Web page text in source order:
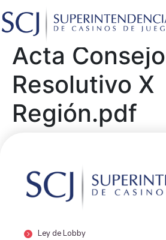
Acta Consejo
Resolutivo X
Región.pdf
Ley de Lobby